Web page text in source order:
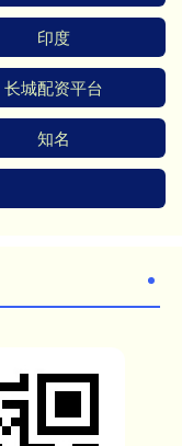
印度
长城配资平台
知名